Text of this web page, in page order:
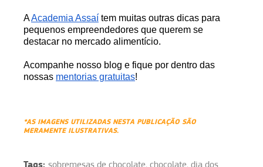
AAcademia Assaí tem muitas outras dicas para
pequenos empreendedores que querem se
destacar no mercado alimentício.
Acompanhe nosso blog e fique por dentro das
nossas mentorias gratuitas!
*AS IMAGENS UTILIZADAS NESTA PUBLICAÇÃO SÃO
MERAMENTE ILUSTRATIVAS.
Tags: sobremesas de chocolate, chocolate, dia dos